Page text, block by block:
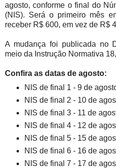
agosto, conforme o final do
(NIS). Será o primeiro mês
receber R$ 600, em vez de R$
A mudança foi publicada no
meio da Instrução Normativa
Confira as datas de agosto:
NIS de final 1 - 9 de
NIS de final 2 - 10 de
NIS de final 3 - 11 de
NIS de final 4 - 12 de
NIS de final 5 - 15 de
NIS de final 6 - 16 de
NIS de final 7 - 17 de